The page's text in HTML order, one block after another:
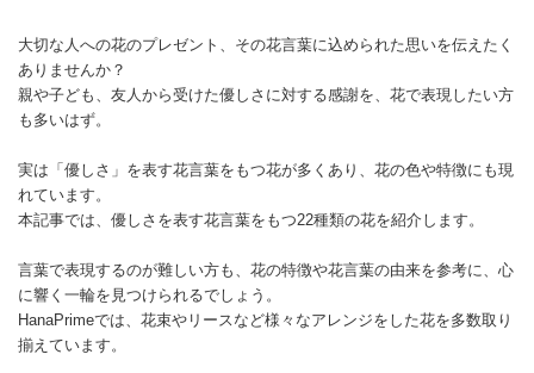
大切な人への花のプレゼント、その花言葉に込められた思いを伝えたく
ありませんか？
親や子ども、友人から受けた優しさに対する感謝を、花で表現したい方
も多いはず。
実は「優しさ」を表す花言葉をもつ花が多くあり、花の色や特徴にも現
れています。
本記事では、優しさを表す花言葉をもつ22種類の花を紹介します。
言葉で表現するのが難しい方も、花の特徴や花言葉の由来を参考に、心
に響く一輪を見つけられるでしょう。
HanaPrimeでは、花束やリースなど様々なアレンジをした花を多数取り
揃えています。